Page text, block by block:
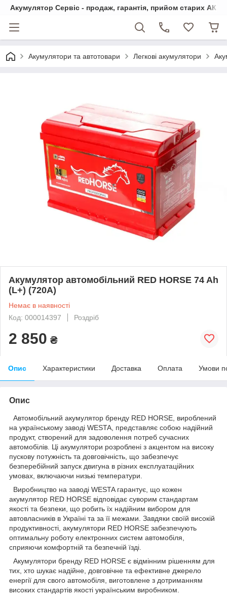
Акумулятор Сервіс - продаж, гарантія, прийом старих АКБ
Акумулятори та автотовари Легкові акумулятори
Акумулятор автомобільний RED HORSE 74 Ah
(L+) (720А)
Немає в наявності
Код: 000014397
Роздріб
2 850 ₴
Опис Характеристики Доставка Оплата Умови
Опис
Автомобільний акумулятор бренду RED HORSE, вироблений
на українському заводі WESTA, представляє собою надійний
продукт, створений для задоволення потреб сучасних
автомобілів. Ці акумулятори розроблені з акцентом на високу
пускову потужність та довговічність, що забезпечує
безперебійний запуск двигуна в різних експлуатаційних
умовах, включаючи низькі температури.
Виробництво на заводі WESTA гарантує, що кожен
акумулятор RED HORSE відповідає суворим стандартам
якості та безпеки, що робить їх надійним вибором для
автовласників в Україні та за її межами. Завдяки своїй високій
продуктивності, акумулятори RED HORSE забезпечують
оптимальну роботу електронних систем автомобіля,
сприяючи комфортній та безпечній їзді.
Акумулятори бренду RED HORSE є відмінним рішенням для
тих, хто шукає надійне, довговічне та ефективне джерело
енергії для свого автомобіля, виготовлене з дотриманням
високих стандартів якості українським виробником.